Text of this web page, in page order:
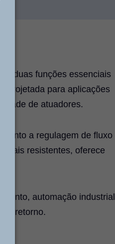
duas funções essenciais
Projetada para aplicações
de atuadores.
a regulagem de fluxo
resistentes, oferece
automação industrial
e retorno.